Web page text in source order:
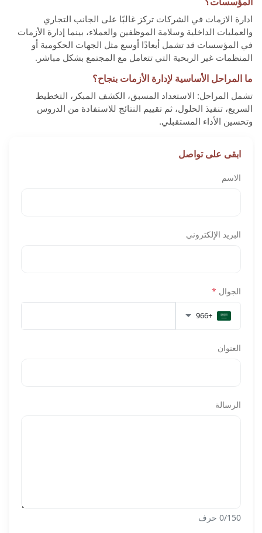
ادارة الازمات في الشركات تركز غالبًا على الجانب التجاري
والعمليات الداخلية وسلامة الموظفين والعملاء، بينما إدارة الأزمات
في المؤسسات قد تشمل أبعادًا أوسع مثل الجهات الحكومية أو
المنظمات غير الربحية التي تتعامل مع المجتمع بشكل مباشر.
ما المراحل الأساسية لإدارة الأزمات بنجاح؟
تشمل المراحل: الاستعداد المسبق، الكشف المبكر، التخطيط
السريع، تنفيذ الحلول، ثم تقييم النتائج للاستفادة من الدروس
وتحسين الأداء المستقبلي.
ابقى على تواصل
الاسم
البريد الإلكتروني
الجوال *
+966
العنوان
الرسالة
0/150 حرف